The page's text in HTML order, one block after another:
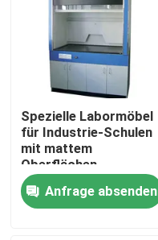
Spezielle Labormöbel
für Industrie-Schulen
mit mattem
Oberflächen
Anfrage absenden